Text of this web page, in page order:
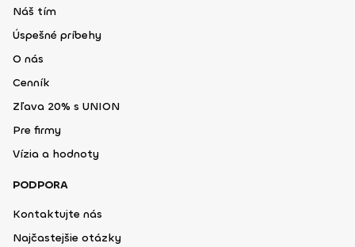
Náš tím
Úspešné príbehy
O nás
Cenník
Zľava 20% s UNION
Pre firmy
Vízia a hodnoty
PODPORA
Kontaktujte nás
Najčastejšie otázky